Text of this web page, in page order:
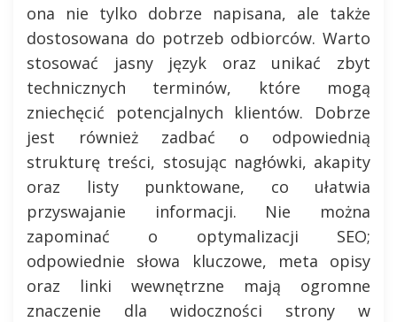
ona nie tylko dobrze napisana, ale także
dostosowana do potrzeb odbiorców. Warto
stosować jasny język oraz unikać zbyt
technicznych terminów, które mogą
zniechęcić potencjalnych klientów. Dobrze
jest również zadbać o odpowiednią
strukturę treści, stosując nagłówki, akapity
oraz listy punktowane, co ułatwia
przyswajanie informacji. Nie można
zapominać o optymalizacji SEO;
odpowiednie słowa kluczowe, meta opisy
oraz linki wewnętrzne mają ogromne
znaczenie dla widoczności strony w